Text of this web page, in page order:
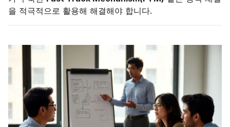
을 적극적으로 활용해 해결해야 합니다.